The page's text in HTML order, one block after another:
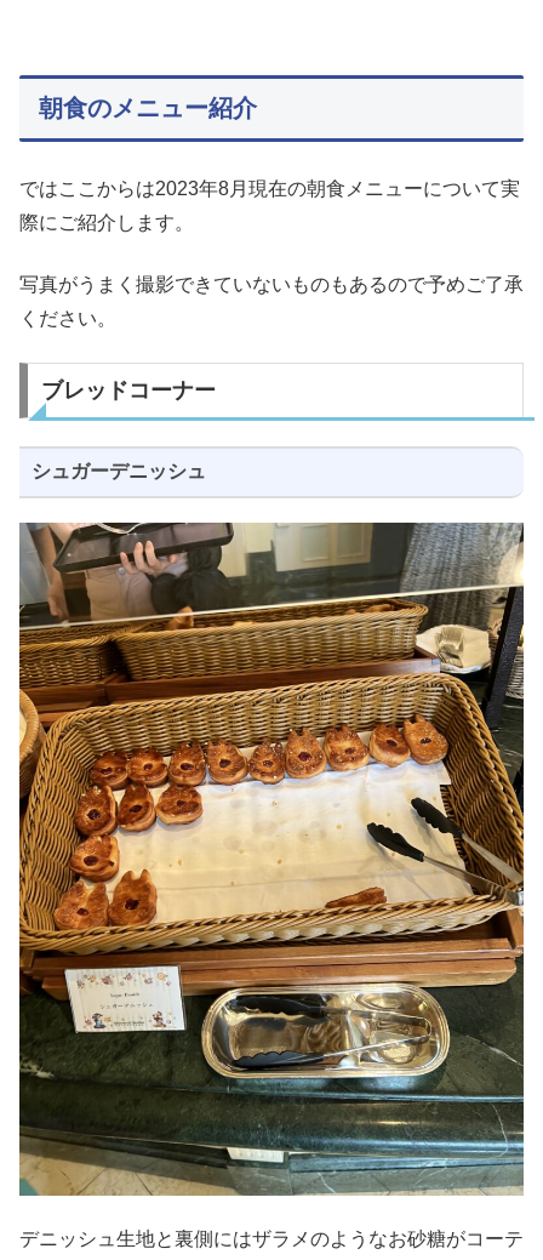
朝食のメニュー紹介
ではここからは2023年8月現在の朝食メニューについて実
際にご紹介します。
写真がうまく撮影できていないものもあるので予めご了承
ください。
ブレッドコーナー
シュガーデニッシュ
デニッシュ生地と裏側にはザラメのようなお砂糖がコーテ